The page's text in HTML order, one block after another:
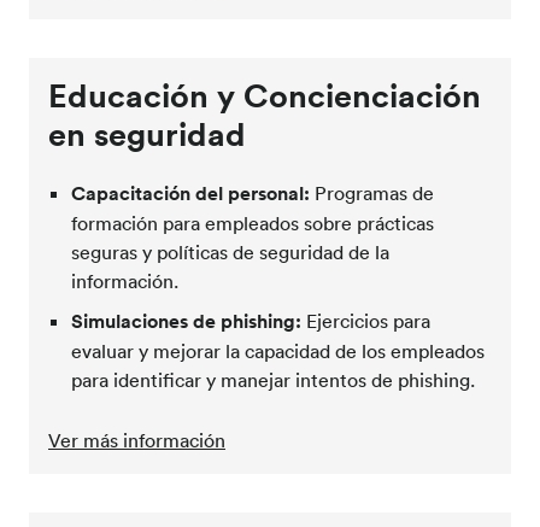
Educación y Concienciación
en seguridad
Capacitación del personal: Programas de
formación para empleados sobre prácticas
seguras y políticas de seguridad de la
información.
Simulaciones de phishing: Ejercicios para
evaluar y mejorar la capacidad de los empleados
para identificar y manejar intentos de phishing.
Ver más información